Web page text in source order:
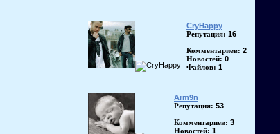
CryHappy
Репутация: 16
Комментариев: 2
Новостей: 0
Файлов: 1
Arm9n
Репутация: 53
Комментариев: 3
Новостей: 1